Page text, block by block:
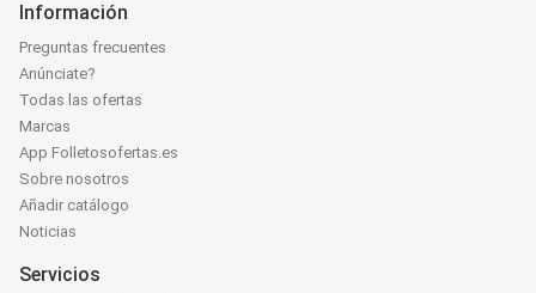
Información
Preguntas frecuentes
Anúnciate?
Todas las ofertas
Marcas
App Folletosofertas.es
Sobre nosotros
Añadir catálogo
Noticias
Servicios